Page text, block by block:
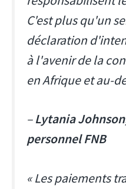
C'est plus qu'un
déclaration
à l'avenir de la
en Afrique et au-
–Lytania
personnel FNB
« Les paiements